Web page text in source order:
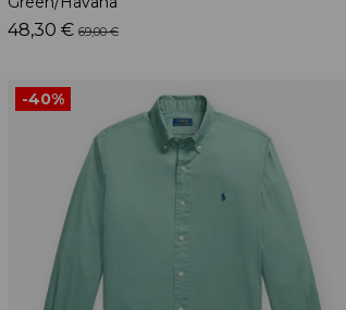
48,30 € 69,00 €
-40%